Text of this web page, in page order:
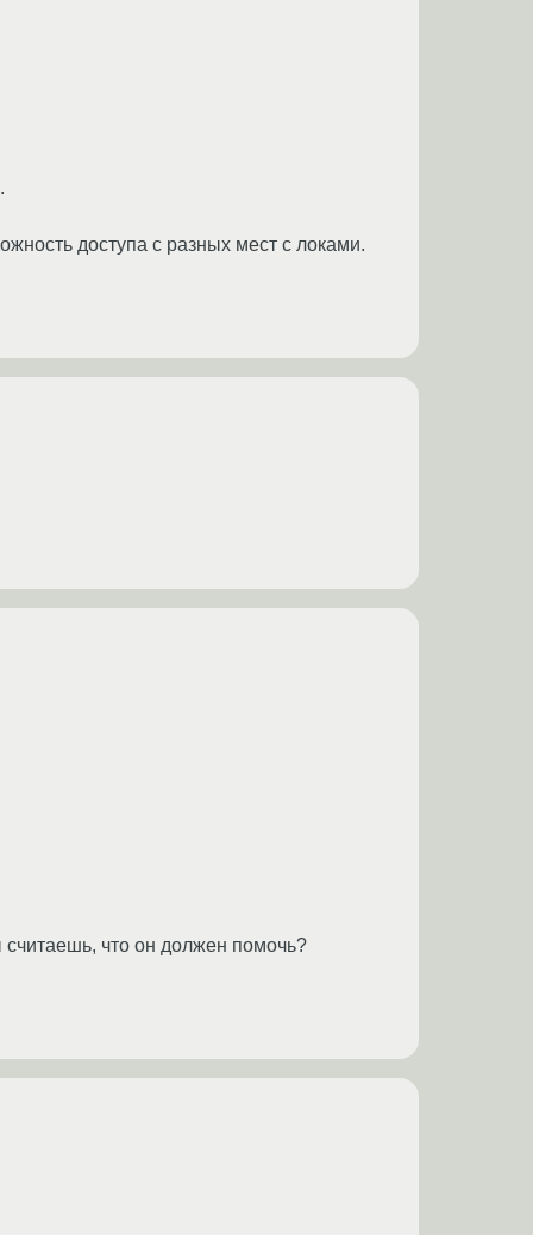
доступа с разных мест с локами.
что он должен помочь?